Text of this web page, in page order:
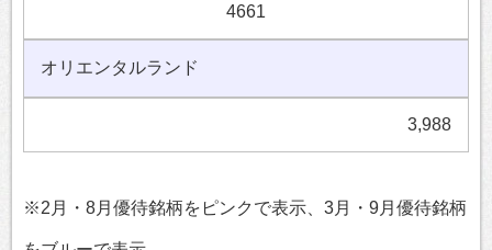
4661
オリエンタルランド
3,988
※2月・8月優待銘柄をピンクで表示、3月・9月優待銘柄